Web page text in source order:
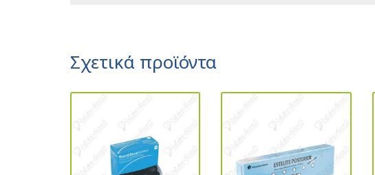
Σχετικά προϊόντα